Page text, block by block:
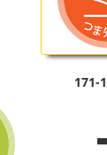
171-